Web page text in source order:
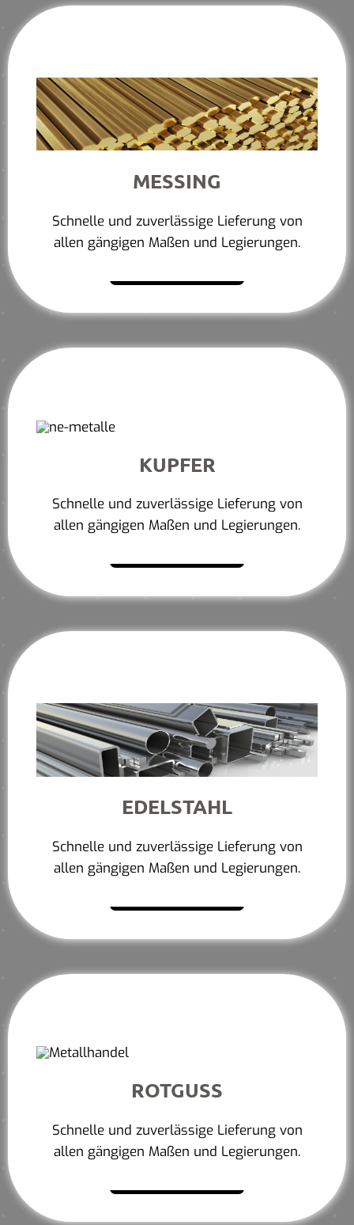
MESSING
Schnelle und zuverlässige Lieferung von
allen gängigen Maßen und Legierungen.
KUPFER
Schnelle und zuverlässige Lieferung von
allen gängigen Maßen und Legierungen.
EDELSTAHL
Schnelle und zuverlässige Lieferung von
allen gängigen Maßen und Legierungen.
ROTGUSS
Schnelle und zuverlässige Lieferung von
allen gängigen Maßen und Legierungen.